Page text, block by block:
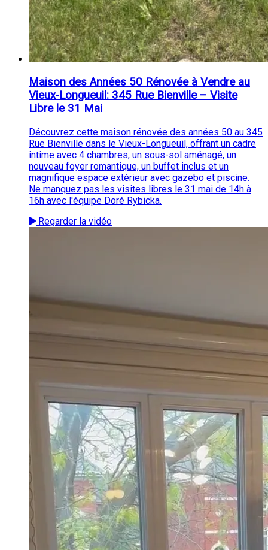
Maison des Années 50 Rénovée à Vendre au
Vieux-Longueuil: 345 Rue Bienville – Visite
Libre le 31 Mai
Découvrez cette maison rénovée des années 50 au 345
Rue Bienville dans le Vieux-Longueuil, offrant un cadre
intime avec 4 chambres, un sous-sol aménagé, un
nouveau foyer romantique, un buffet inclus et un
magnifique espace extérieur avec gazebo et piscine.
Ne manquez pas les visites libres le 31 mai de 14h à
16h avec l'équipe Doré Rybicka.
Regarder la vidéo